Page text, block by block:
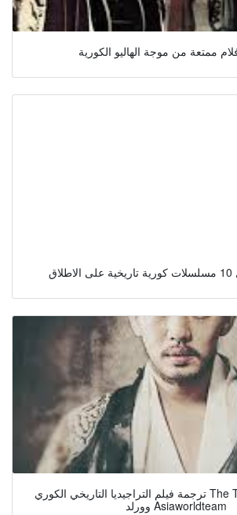
ممتعة من موجة الهاليو الكورية
ترجمة فيلم التراجيديا التاريخي الكوري The Throne فريق آسيا
وورلد Asiaworldteam